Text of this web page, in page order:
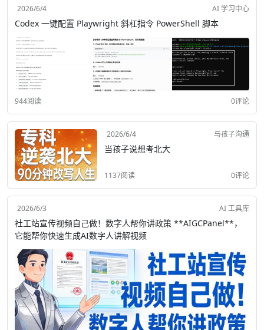
2026/6/4 AI 学习中心
Codex 一键配置 Playwright 斜杠指令 PowerShell 脚本
944阅读 0评论
2026/6/4 与孩子沟通
当孩子说想考北大
1137阅读 0评论
2026/6/3 AI 工具库
社工站宣传视频自己做！数字人帮你讲政策 **AIGCPanel**，
它能帮你快速生成AI数字人讲解视频